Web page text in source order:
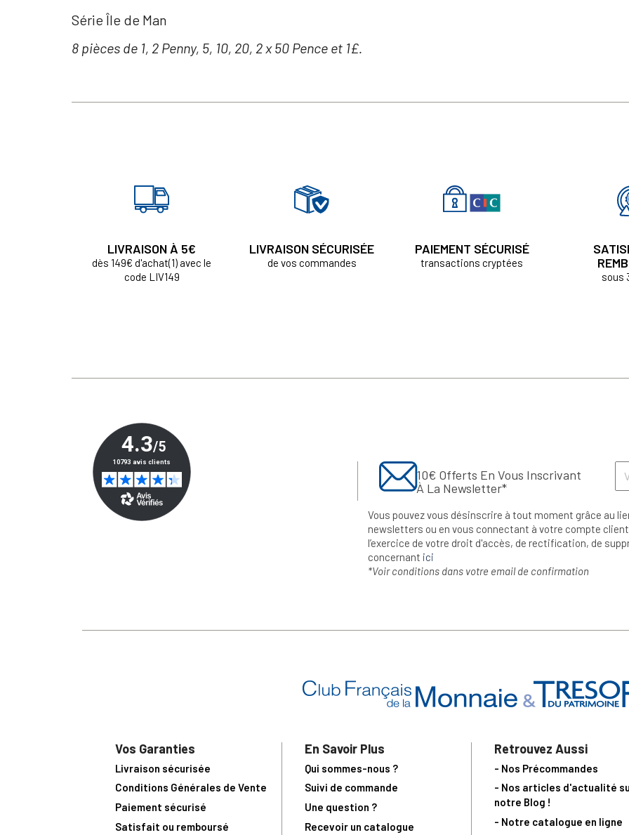
Série Île de Man
8 pièces de 1, 2 Penny, 5, 10, 20, 2 x 50 Pence et 1£.
LIVRAISON À 5€
dès 149€ d'achat(1) avec le
code LIV149
LIVRAISON SÉCURISÉE
de vos commandes
PAIEMENT SÉCURISÉ
transactions cryptées
sous
10€ Offerts En Vous Inscrivant
À La Newsletter*
Vous pouvez vous désinscrire à tout moment grâce au
newsletters ou en vous connectant à votre compte
l’exercice de votre droit d'accès, de rectification, de
concernant ici
*Voir conditions dans votre email de confirmation
Vos Garanties
Livraison sécurisée
Conditions Générales de Vente
Paiement sécurisé
Satisfait ou remboursé
En Savoir Plus
Qui sommes-nous ?
Suivi de commande
Une question ?
Recevoir un catalogue
Retrouvez Aussi
- Nos Précommandes
- Nos articles d'actualité
notre Blog !
- Notre catalogue en ligne